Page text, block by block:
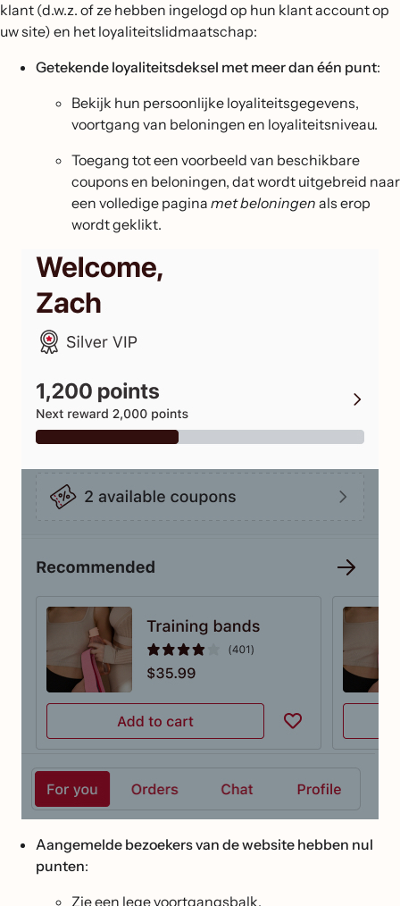
klant (d.w.z. of ze hebben ingelogd op hun klant account op
uw site) en het loyaliteitslidmaatschap:
Getekende loyaliteitsdeksel met meer dan één punt:
Bekijk hun persoonlijke loyaliteitsgegevens,
voortgang van beloningen en loyaliteitsniveau.
Toegang tot een voorbeeld van beschikbare
coupons en beloningen, dat wordt uitgebreid naar
een volledige pagina met beloningen als erop
wordt geklikt.
Aangemelde bezoekers van de website hebben nul
punten:
Zie een lege voortgangsbalk.